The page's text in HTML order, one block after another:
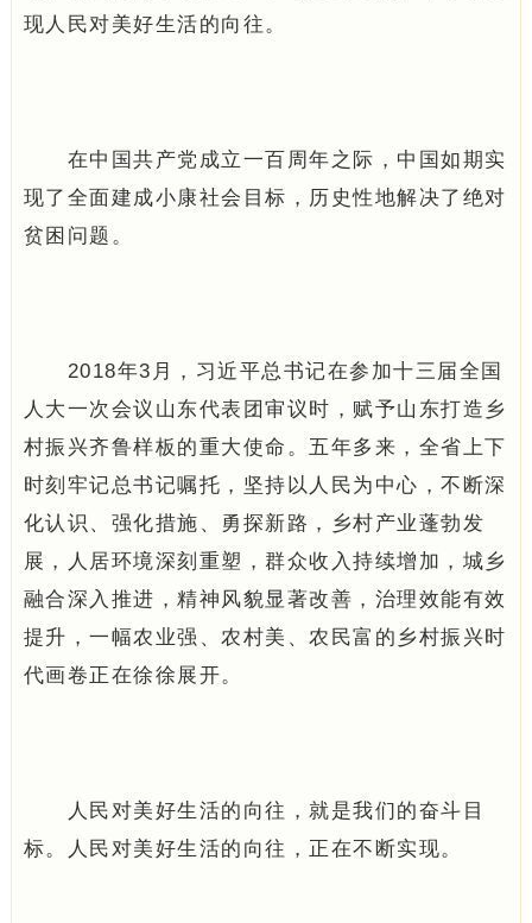
现人民对美好生活的向往。
在中国共产党成立一百周年之际，中国如期实
现了全面建成小康社会目标，历史性地解决了绝对
贫困问题。
2018年3月，习近平总书记在参加十三届全国
人大一次会议山东代表团审议时，赋予山东打造乡
村振兴齐鲁样板的重大使命。五年多来，全省上下
时刻牢记总书记嘱托，坚持以人民为中心，不断深
化认识、强化措施、勇探新路，乡村产业蓬勃发
展，人居环境深刻重塑，群众收入持续增加，城乡
融合深入推进，精神风貌显著改善，治理效能有效
提升，一幅农业强、农村美、农民富的乡村振兴时
代画卷正在徐徐展开。
人民对美好生活的向往，就是我们的奋斗目
标。人民对美好生活的向往，正在不断实现。